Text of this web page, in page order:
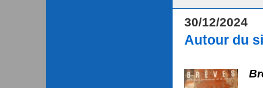
30/12/2024
Autour du